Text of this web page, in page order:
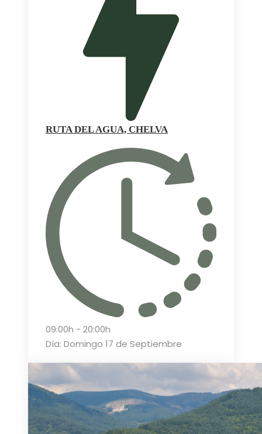
RUTA DEL AGUA, CHELVA
09:00h - 20:00h
Día: Domingo 17 de Septiembre